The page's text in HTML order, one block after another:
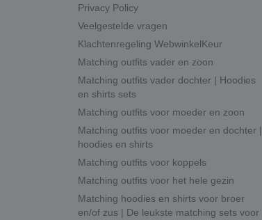
Privacy Policy
Veelgestelde vragen
Klachtenregeling WebwinkelKeur
Matching outfits vader en zoon
Matching outfits vader dochter | Hoodies
en shirts sets
Matching outfits voor moeder en zoon
Matching outfits voor moeder en dochter |
hoodies en shirts
Matching outfits voor koppels
Matching outfits voor het hele gezin
Matching hoodies en shirts voor broer
en/of zus | De leukste matching sets voor